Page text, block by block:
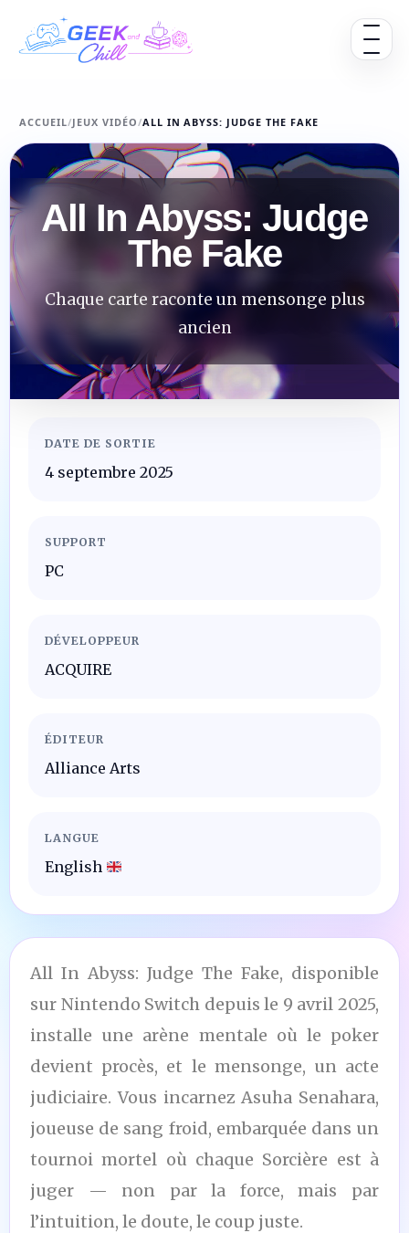
Ouvrir
ACCUEIL/JEUX VIDÉO/ALL IN ABYSS: JUDGE THE FAKE
All In Abyss: Judge
The Fake
Chaque carte raconte un mensonge plus
ancien
DATE DE SORTIE
4 septembre 2025
SUPPORT
PC
DÉVELOPPEUR
ACQUIRE
ÉDITEUR
Alliance Arts
LANGUE
English
All In Abyss: Judge The Fake, disponible
sur Nintendo Switch depuis le 9 avril 2025,
installe une arène mentale où le poker
devient procès, et le mensonge, un acte
judiciaire. Vous incarnez Asuha Senahara,
joueuse de sang froid, embarquée dans un
tournoi mortel où chaque Sorcière est à
juger — non par la force, mais par
l’intuition, le doute, le coup juste.